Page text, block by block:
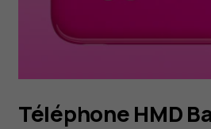
Téléphone HMD